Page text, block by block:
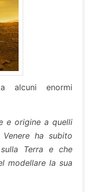
alcuni enormi
e origine a quelli
ha subito
Terra e che
modellare la sua